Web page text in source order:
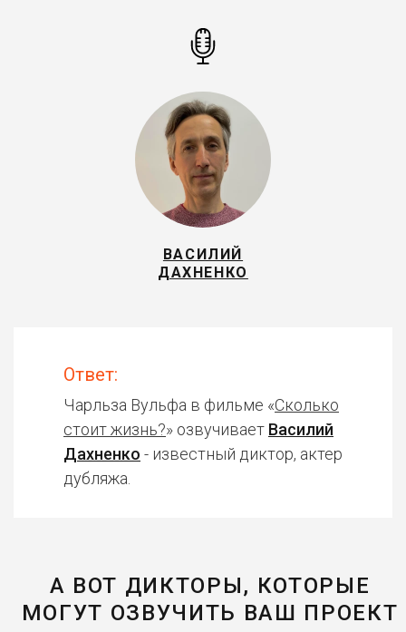
ВАСИЛИЙ
ДАХНЕНКО
Ответ:
Чарльза Вульфа в фильме «Сколько
стоит жизнь?» озвучивает Василий
Дахненко - известный диктор, актер
дубляжа.
А ВОТ ДИКТОРЫ, КОТОРЫЕ
МОГУТ ОЗВУЧИТЬ ВАШ ПРОЕКТ